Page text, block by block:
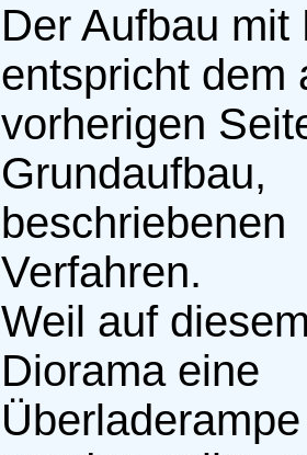
Der Aufbau mit
entspricht dem
vorherigen
Grundaufbau,
beschriebenen
Verfahren.
Weil auf
Diorama eine